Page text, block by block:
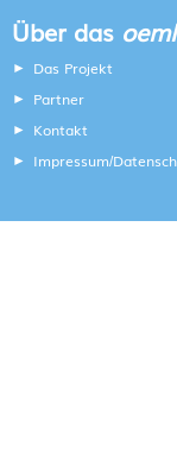
Über das oeml
Das Projekt
Partner
Kontakt
Impressum/